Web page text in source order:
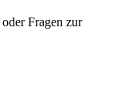
Fragen zur